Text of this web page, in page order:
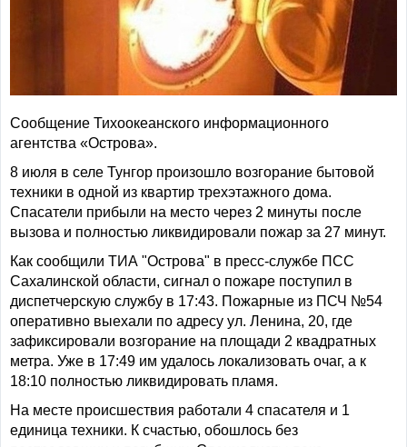
Сообщение Тихоокеанского информационного
агентства «Острова».
8 июля в селе Тунгор произошло возгорание бытовой
техники в одной из квартир трехэтажного дома.
Спасатели прибыли на место через 2 минуты после
вызова и полностью ликвидировали пожар за 27 минут.
Как сообщили ТИА "Острова" в пресс-службе ПСС
Сахалинской области, сигнал о пожаре поступил в
диспетчерскую службу в 17:43. Пожарные из ПСЧ №54
оперативно выехали по адресу ул. Ленина, 20, где
зафиксировали возгорание на площади 2 квадратных
метра. Уже в 17:49 им удалось локализовать очаг, а к
18:10 полностью ликвидировать пламя.
На месте происшествия работали 4 спасателя и 1
единица техники. К счастью, обошлось без